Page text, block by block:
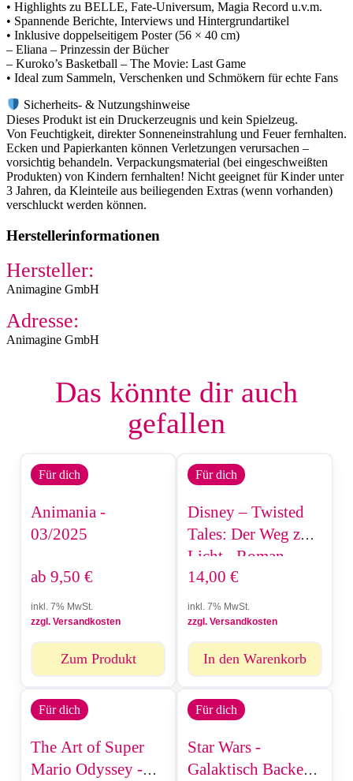
• Highlights zu BELLE, Fate-Universum, Magia Record u.v.m.
• Spannende Berichte, Interviews und Hintergrundartikel
• Inklusive doppelseitigem Poster (56 × 40 cm)
– Eliana – Prinzessin der Bücher
– Kuroko’s Basketball – The Movie: Last Game
• Ideal zum Sammeln, Verschenken und Schmökern für echte Fans
Sicherheits- & Nutzungshinweise
Dieses Produkt ist ein Druckerzeugnis und kein Spielzeug.
Von Feuchtigkeit, direkter Sonneneinstrahlung und Feuer fernhalten.
Ecken und Papierkanten können Verletzungen verursachen –
vorsichtig behandeln. Verpackungsmaterial (bei eingeschweißten
Produkten) von Kindern fernhalten! Nicht geeignet für Kinder unter
3 Jahren, da Kleinteile aus beiliegenden Extras (wenn vorhanden)
verschluckt werden können.
Herstellerinformationen
Hersteller:
Animagine GmbH
Adresse:
Animagine GmbH
Das könnte dir auch
gefallen
Für dich
Animania -
03/2025
ab 9,50 €
inkl. 7% MwSt.
zzgl. Versandkosten
Zum Produkt
Für dich
Disney – Twisted
Tales: Der Weg zum
Licht - Roman
14,00 €
inkl. 7% MwSt.
zzgl. Versandkosten
In den Warenkorb
Für dich
The Art of Super
Mario Odyssey -
Für dich
Star Wars -
Galaktisch Backen -